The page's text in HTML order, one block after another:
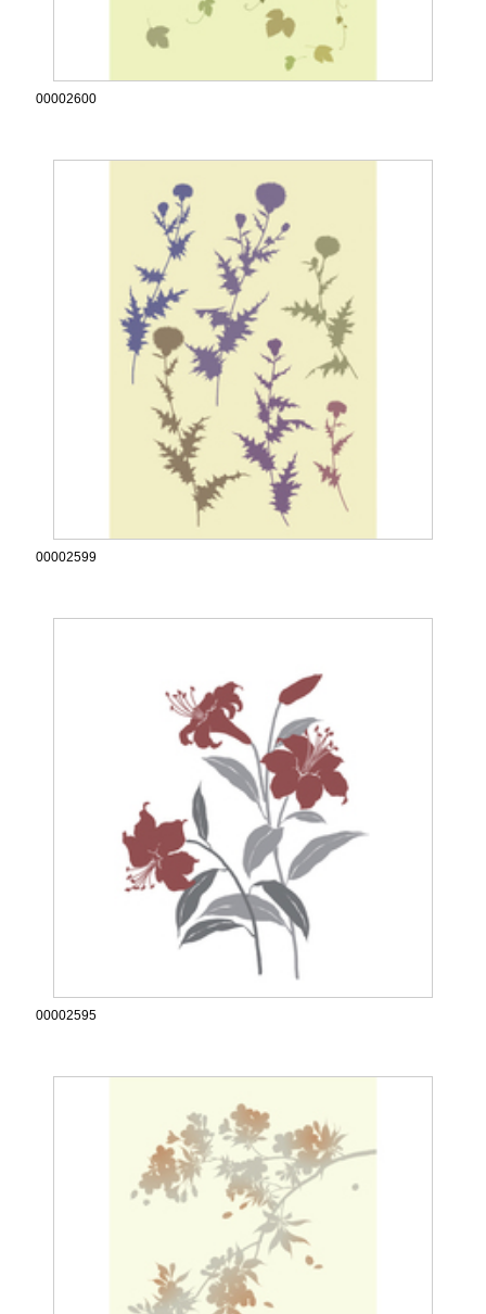
00002600
00002599
00002595